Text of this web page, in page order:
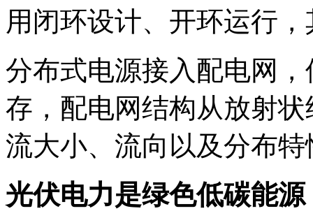
用闭环设计、开环运行
分布式电源接入配电网
存，配电网结构从放射
流大小、流向以及分布
光伏电力是绿色低碳能源